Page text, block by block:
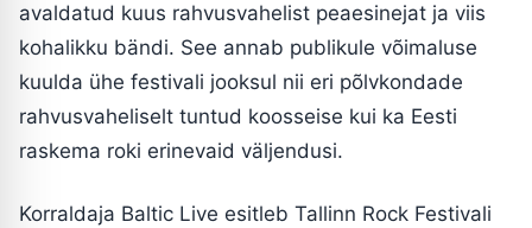
avaldatud kuus rahvusvahelist peaesinejat ja viis
kohalikku bändi. See annab publikule võimaluse
kuulda ühe festivali jooksul nii eri põlvkondade
rahvusvaheliselt tuntud koosseise kui ka Eesti
raskema roki erinevaid väljendusi.
Korraldaja Baltic Live esitleb Tallinn Rock Festivali